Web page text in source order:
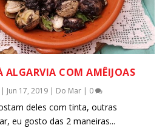
ALGARVIA COM AMÊIJOAS
| Jun 17, 2019 | Do Mar | 0
deles com tinta, outras
eu gosto das 2 maneiras...